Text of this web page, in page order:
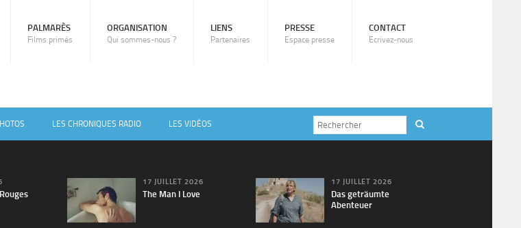
PALMARÈS
Films primés
ORGANISATION
Qui sommes-nous ?
LIENS
Partenaires
PRESSE
Espace presse
CONTACT
Ecrivez-nous
LES CHRONIQUES RADIO LES VIDÉOS
17 JUILLET 2026
The Man I Love
17 JUILLET 2026
Das geträumte
Abenteuer